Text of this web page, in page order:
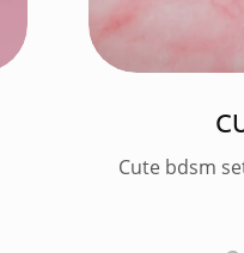
Cute bdsm